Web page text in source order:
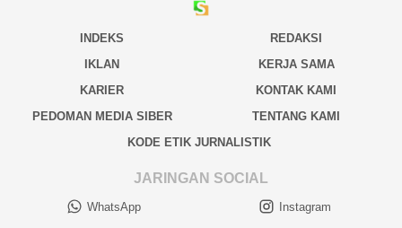
INDEKS
REDAKSI
IKLAN
KERJA SAMA
KARIER
KONTAK KAMI
PEDOMAN MEDIA SIBER
TENTANG KAMI
KODE ETIK JURNALISTIK
JARINGAN SOCIAL
WhatsApp Instagram